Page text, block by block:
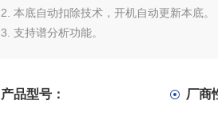
2. 本底自动扣除技术，开机自动更新本底。
3. 支持谱分析功能。
间以快照形式展现于主机显示屏上。
产品型号： 厂商